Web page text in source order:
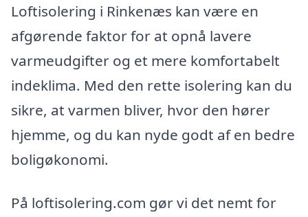
Loftisolering i Rinkenæs kan være en
afgørende faktor for at opnå lavere
varmeudgifter og et mere komfortabelt
indeklima. Med den rette isolering kan du
sikre, at varmen bliver, hvor den hører
hjemme, og du kan nyde godt af en bedre
boligøkonomi.
På loftisolering.com gør vi det nemt for